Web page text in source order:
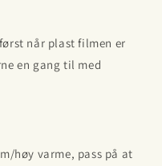
først når plast filmen er
en gang til med
høy varme, pass på at